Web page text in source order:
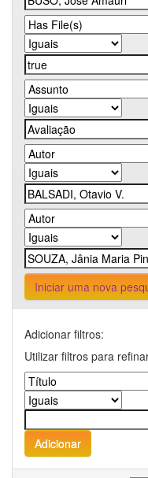
Iniciar uma nova
Adicionar filtros:
Utilizar filtros para